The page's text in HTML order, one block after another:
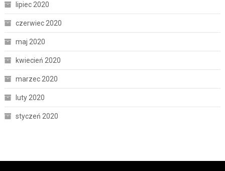
lipiec 2020
czerwiec 2020
maj 2020
kwiecień 2020
marzec 2020
luty 2020
styczeń 2020